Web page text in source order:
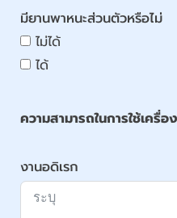
มียานพาหนะส่วนตัวหรือไม่
ไม่ได้
ได้
ความสามารถในการใช้เครื่อ
งานอดิเรก